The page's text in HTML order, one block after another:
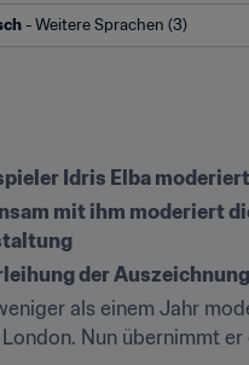
- Weitere Sprachen (3)
Idris Elba
mit ihm moderiert
der
als einem Jahr
Nun übernimmt